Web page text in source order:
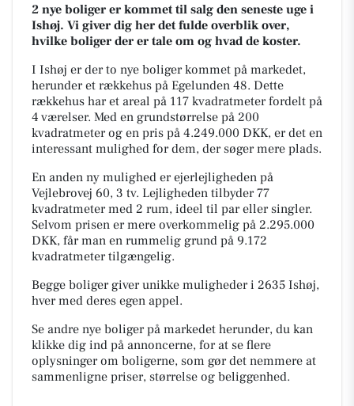
2 nye boliger er kommet til salg den seneste uge i
Ishøj. Vi giver dig her det fulde overblik over,
hvilke boliger der er tale om og hvad de koster.
I Ishøj er der to nye boliger kommet på markedet,
herunder et rækkehus på Egelunden 48. Dette
rækkehus har et areal på 117 kvadratmeter fordelt på
4 værelser. Med en grundstørrelse på 200
kvadratmeter og en pris på 4.249.000 DKK, er det en
interessant mulighed for dem, der søger mere plads.
En anden ny mulighed er ejerlejligheden på
Vejlebrovej 60, 3 tv. Lejligheden tilbyder 77
kvadratmeter med 2 rum, ideel til par eller singler.
Selvom prisen er mere overkommelig på 2.295.000
DKK, får man en rummelig grund på 9.172
kvadratmeter tilgængelig.
Begge boliger giver unikke muligheder i 2635 Ishøj,
hver med deres egen appel.
Se andre nye boliger på markedet herunder, du kan
klikke dig ind på annoncerne, for at se flere
oplysninger om boligerne, som gør det nemmere at
sammenligne priser, størrelse og beliggenhed.